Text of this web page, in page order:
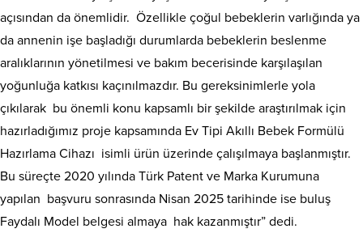
açısından da önemlidir. Özellikle çoğul bebeklerin varlığında ya
da annenin işe başladığı durumlarda bebeklerin beslenme
aralıklarının yönetilmesi ve bakım becerisinde karşılaşılan
yoğunluğa katkısı kaçınılmazdır. Bu gereksinimlerle yola
çıkılarak bu önemli konu kapsamlı bir şekilde araştırılmak için
hazırladığımız proje kapsamında Ev Tipi Akıllı Bebek Formülü
Hazırlama Cihazı isimli ürün üzerinde çalışılmaya başlanmıştır.
Bu süreçte 2020 yılında Türk Patent ve Marka Kurumuna
yapılan başvuru sonrasında Nisan 2025 tarihinde ise buluş
Faydalı Model belgesi almaya hak kazanmıştır” dedi.